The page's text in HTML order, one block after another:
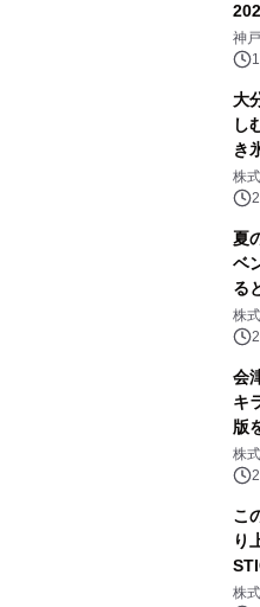
オ
神
ル
大
し
き
ウ
開
株
夏
ベ
る
日
会
株
会
キ
版
株
こ
り
評
株